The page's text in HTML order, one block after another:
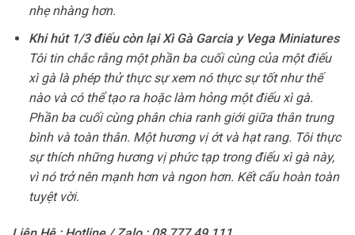
nhẹ nhàng hơn.
Khi hút 1/3 điếu còn lại Xì Gà Garcia y Vega Miniatures
Tôi tin chắc rằng một phần ba cuối cùng của một điếu
xì gà là phép thử thực sự xem nó thực sự tốt như thế
nào và có thể tạo ra hoặc làm hỏng một điếu xì gà.
Phần ba cuối cùng phân chia ranh giới giữa thân trung
bình và toàn thân. Một hương vị ớt và hạt rang. Tôi thực
sự thích những hương vị phức tạp trong điếu xì gà này,
vì nó trở nên mạnh hơn và ngon hơn. Kết cấu hoàn toàn
tuyệt vời.